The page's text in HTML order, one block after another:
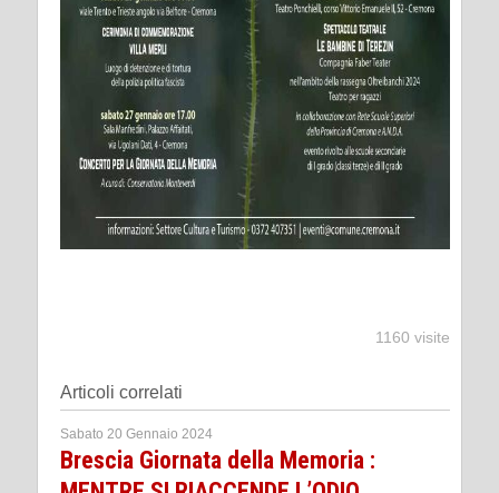
1160 visite
Articoli correlati
Sabato 20 Gennaio 2024
Brescia Giornata della Memoria :